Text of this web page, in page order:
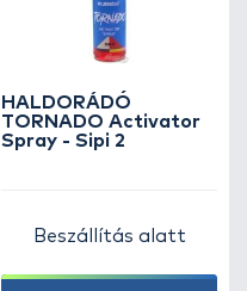
HALDORÁDÓ
TORNADO Activator
Spray - Sipi 2
Beszállítás alatt